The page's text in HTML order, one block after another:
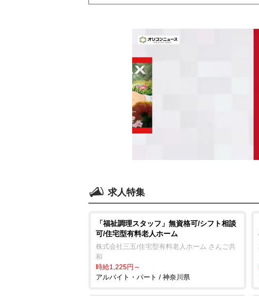
求人特集
「福祉調理スタッフ」無資格可/シフト相談
可/住宅型有料老人ホーム
株式会社三五/住宅型有料老人ホーム さんご共
和
時給1,225円～
アルバイト・パート / 神奈川県